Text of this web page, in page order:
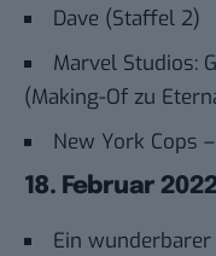
Dave (Staffel 2)
Marvel Studios:
(Making-Of zu
New York Cops
18. Februar
Ein